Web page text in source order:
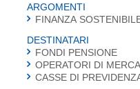
ARGOMENTI
FINANZA
DESTINATARI
FONDI PENSIONE
OPERATORI DI
CASSE DI